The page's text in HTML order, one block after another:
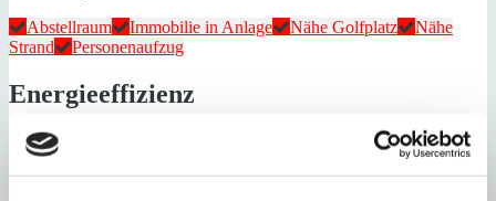
Abstellraum
Immobilie in Anlage Nähe Golfplatz
Nähe
Strand
Personenaufzug
Energieeffizienz
Energiezertifikat wurde beantragt
B